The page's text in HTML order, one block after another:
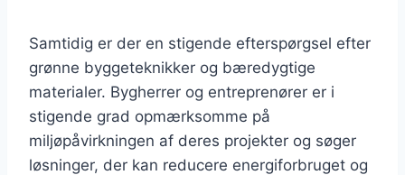
Samtidig er der en stigende efterspørgsel efter
grønne byggeteknikker og bæredygtige
materialer. Bygherrer og entreprenører er i
stigende grad opmærksomme på
miljøpåvirkningen af deres projekter og søger
løsninger, der kan reducere energiforbruget og